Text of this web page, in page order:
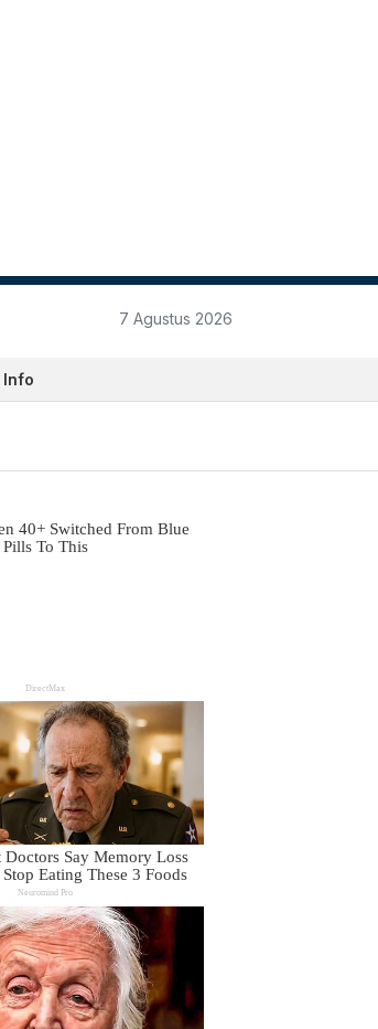
7 Agustus 2026
Info